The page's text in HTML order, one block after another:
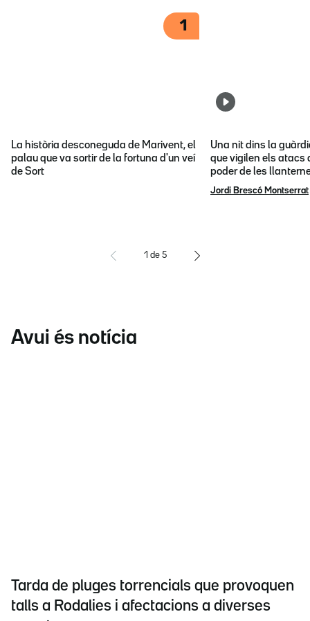
1
La història desconeguda de Marivent, el
palau que va sortir de la fortuna d'un veí
de Sort
Una nit dins la
que vigilen els atacs
poder de les
Jordi Brescó Montserrat
1 de 5
Avui és notícia
Tarda de pluges torrencials que provoquen
talls a Rodalies i afectacions a diverses